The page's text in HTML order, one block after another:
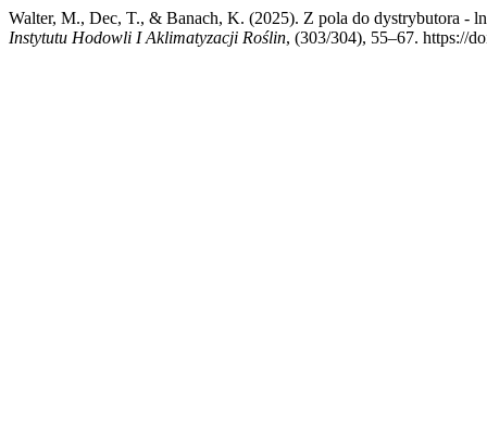
Walter, M., Dec, T., & Banach, K. (2025). Z pola do dystrybutora -
Instytutu Hodowli I Aklimatyzacji Roślin, (303/304), 55–67. https://